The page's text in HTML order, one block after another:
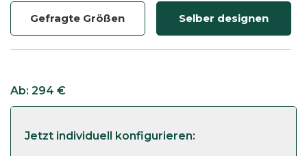
Gefragte Größen Selber designen
Ab: 294 €